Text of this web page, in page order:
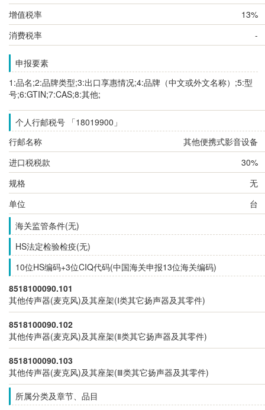
增值税率
13%
消费税率
-
申报要素
1:品名;2:品牌类型;3:出口享惠情况;4:品牌（中文或外文名称）;5:型
号;6:GTIN;7:CAS;8:其他;
个人行邮税号 「18019900」
行邮名称
其他便携式影音设备
进口税税款
30%
规格
无
单位
台
海关监管条件(无)
HS法定检验检疫(无)
10位HS编码+3位CIQ代码(中国海关申报13位海关编码)
8518100090.101
其他传声器(麦克风)及其座架(Ⅰ类其它扬声器及其零件)
8518100090.102
其他传声器(麦克风)及其座架(Ⅱ类其它扬声器及其零件)
8518100090.103
其他传声器(麦克风)及其座架(Ⅲ类其它扬声器及其零件)
所属分类及章节、品目